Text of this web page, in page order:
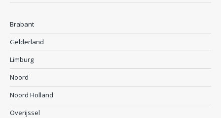
Brabant
Gelderland
Limburg
Noord
Noord Holland
Overijssel